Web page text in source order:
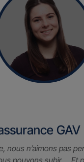
GAV
nous n’aimons pas